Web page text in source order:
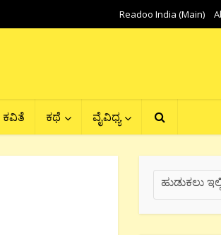
Readoo India (Main)
ಕವಿತೆ ಕಥೆ ವೈವಿಧ್ಯ